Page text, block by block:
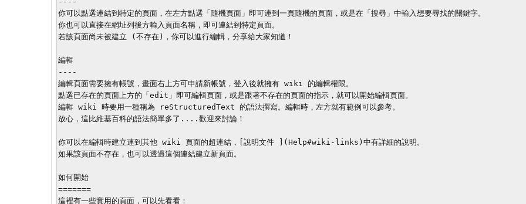
你可以點選連結到特定的頁面，在左方點選「隨機頁面」即可連到一頁隨機的頁面，或是在「搜尋」中輸入想要尋找的關鍵字。
你也可以直接在網址列後方輸入頁面名稱，即可連結到特定頁面。
若該頁面尚未被建立 (不存在)，你可以進行編輯，分享給大家知道！
編輯
----
編輯頁面需要擁有帳號，畫面右上方可申請新帳號，登入後就擁有 wiki 的編輯權限。
點選已存在的頁面上方的「edit」即可編輯頁面，或是跟著不存在的頁面的指示，就可以開始編輯頁面。
編輯 wiki 時要用一種稱為 reStructuredText 的語法撰寫。編輯時，左方就有範例可以參考。
放心，這比維基百科的語法簡單多了....歡迎來討論！
你可以在編輯時建立連到其他 wiki 頁面的超連結，[說明文件 ](Help#wiki-links)中有詳細的說明。
如果該頁面不存在，也可以透過這個連結建立新頁面。
如何開始
=======
這裡有一些實用的頁面，可以先看看：